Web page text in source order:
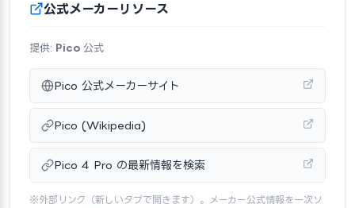
公式メーカーリソース
提供: Pico 公式
Pico 公式メーカーサイト
Pico (Wikipedia)
Pico 4 Pro の最新情報を検索
※外部リンク（新しいタブで開きます）。メーカー公式情報を一次ソ